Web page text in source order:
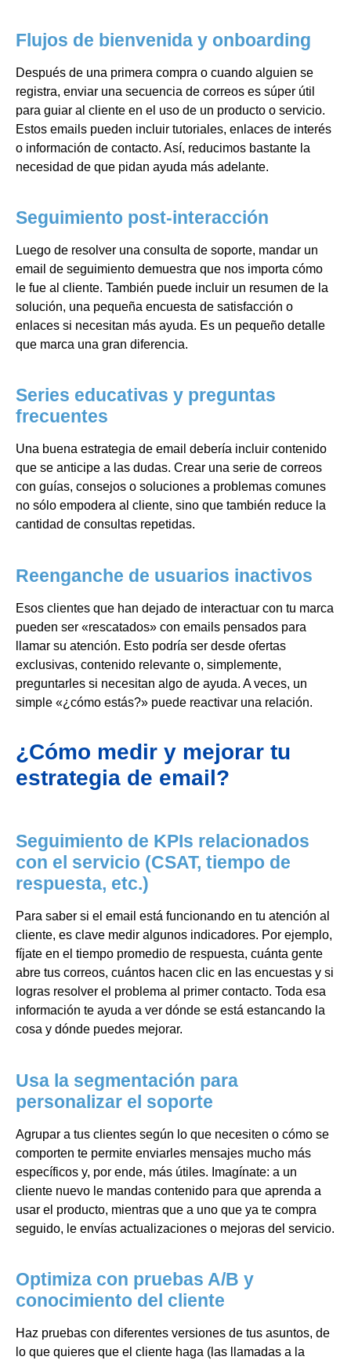
Flujos de bienvenida y onboarding
Después de una primera compra o cuando alguien se
registra, enviar una secuencia de correos es súper útil
para guiar al cliente en el uso de un producto o servicio.
Estos emails pueden incluir tutoriales, enlaces de interés
o información de contacto. Así, reducimos bastante la
necesidad de que pidan ayuda más adelante.
Seguimiento post-interacción
Luego de resolver una consulta de soporte, mandar un
email de seguimiento demuestra que nos importa cómo
le fue al cliente. También puede incluir un resumen de la
solución, una pequeña encuesta de satisfacción o
enlaces si necesitan más ayuda. Es un pequeño detalle
que marca una gran diferencia.
Series educativas y preguntas
frecuentes
Una buena estrategia de email debería incluir contenido
que se anticipe a las dudas. Crear una serie de correos
con guías, consejos o soluciones a problemas comunes
no sólo empodera al cliente, sino que también reduce la
cantidad de consultas repetidas.
Reenganche de usuarios inactivos
Esos clientes que han dejado de interactuar con tu marca
pueden ser «rescatados» con emails pensados para
llamar su atención. Esto podría ser desde ofertas
exclusivas, contenido relevante o, simplemente,
preguntarles si necesitan algo de ayuda. A veces, un
simple «¿cómo estás?» puede reactivar una relación.
¿Cómo medir y mejorar tu
estrategia de email?
Seguimiento de KPIs relacionados
con el servicio (CSAT, tiempo de
respuesta, etc.)
Para saber si el email está funcionando en tu atención al
cliente, es clave medir algunos indicadores. Por ejemplo,
fíjate en el tiempo promedio de respuesta, cuánta gente
abre tus correos, cuántos hacen clic en las encuestas y si
logras resolver el problema al primer contacto. Toda esa
información te ayuda a ver dónde se está estancando la
cosa y dónde puedes mejorar.
Usa la segmentación para
personalizar el soporte
Agrupar a tus clientes según lo que necesiten o cómo se
comporten te permite enviarles mensajes mucho más
específicos y, por ende, más útiles. Imagínate: a un
cliente nuevo le mandas contenido para que aprenda a
usar el producto, mientras que a uno que ya te compra
seguido, le envías actualizaciones o mejoras del servicio.
Optimiza con pruebas A/B y
conocimiento del cliente
Haz pruebas con diferentes versiones de tus asuntos, de
lo que quieres que el cliente haga (las llamadas a la